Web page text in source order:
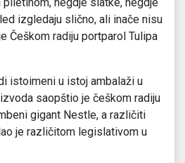
negdje slatke, negdje
izgledaju slično, ali inače nisu
Češkom radiju portparol Tulipa
istoimeni u istoj ambalaži u
saopštio je češkom radiju
gigant Nestle, a različiti
je različitom legislativom u